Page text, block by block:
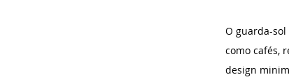
O guarda-
como cafés,
design